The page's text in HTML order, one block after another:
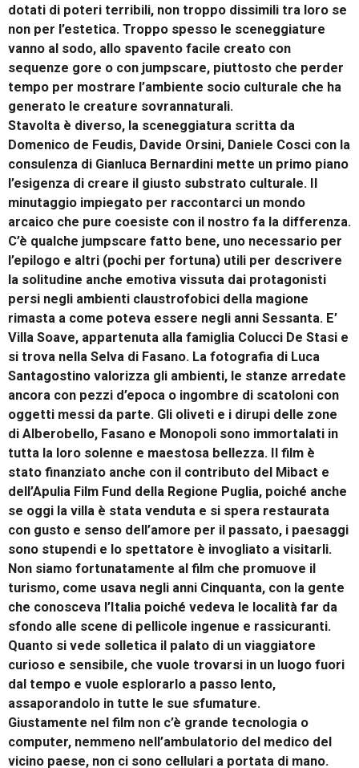
dotati di poteri terribili, non troppo dissimili tra loro se
non per l’estetica. Troppo spesso le sceneggiature
vanno al sodo, allo spavento facile creato con
sequenze gore o con jumpscare, piuttosto che perder
tempo per mostrare l’ambiente socio culturale che ha
generato le creature sovrannaturali.
Stavolta è diverso, la sceneggiatura scritta da
Domenico de Feudis, Davide Orsini, Daniele Cosci con la
consulenza di Gianluca Bernardini mette un primo piano
l’esigenza di creare il giusto substrato culturale. Il
minutaggio impiegato per raccontarci un mondo
arcaico che pure coesiste con il nostro fa la differenza.
C’è qualche jumpscare fatto bene, uno necessario per
l’epilogo e altri (pochi per fortuna) utili per descrivere
la solitudine anche emotiva vissuta dai protagonisti
persi negli ambienti claustrofobici della magione
rimasta a come poteva essere negli anni Sessanta. E’
Villa Soave, appartenuta alla famiglia Colucci De Stasi e
si trova nella Selva di Fasano. La fotografia di Luca
Santagostino valorizza gli ambienti, le stanze arredate
ancora con pezzi d’epoca o ingombre di scatoloni con
oggetti messi da parte. Gli oliveti e i dirupi delle zone
di Alberobello, Fasano e Monopoli sono immortalati in
tutta la loro solenne e maestosa bellezza. Il film è
stato finanziato anche con il contributo del Mibact e
dell’Apulia Film Fund della Regione Puglia, poiché anche
se oggi la villa è stata venduta e si spera restaurata
con gusto e senso dell’amore per il passato, i paesaggi
sono stupendi e lo spettatore è invogliato a visitarli.
Non siamo fortunatamente al film che promuove il
turismo, come usava negli anni Cinquanta, con la gente
che conosceva l’Italia poiché vedeva le località far da
sfondo alle scene di pellicole ingenue e rassicuranti.
Quanto si vede solletica il palato di un viaggiatore
curioso e sensibile, che vuole trovarsi in un luogo fuori
dal tempo e vuole esplorarlo a passo lento,
assaporandolo in tutte le sue sfumature.
Giustamente nel film non c’è grande tecnologia o
computer, nemmeno nell’ambulatorio del medico del
vicino paese, non ci sono cellulari a portata di mano.